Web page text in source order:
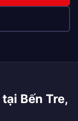
Bến Tre,